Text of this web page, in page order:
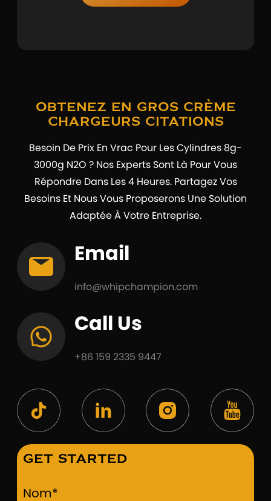
Obtenez En Gros Crème
Chargeurs Citations
Besoin De Prix En Vrac Pour Les Cylindres 8g-
3000g N2O ? Nos Experts Sont Là Pour Vous
Répondre Dans Les 4 Heures. Partagez Vos
Besoins Et Nous Vous Proposerons Une Solution
Adaptée À Votre Entreprise.
Email
info@whipchampion.com
Call Us
+86 159 2335 9447
Get Started
Nom*